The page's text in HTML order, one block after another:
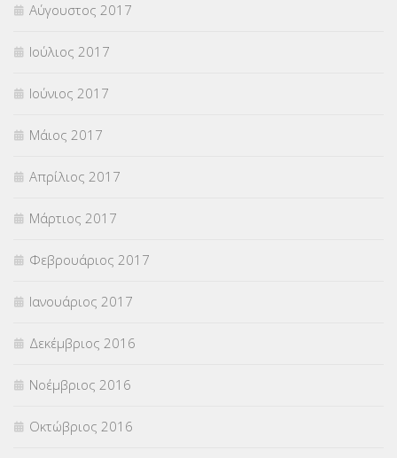
Αύγουστος 2017
Ιούλιος 2017
Ιούνιος 2017
Μάιος 2017
Απρίλιος 2017
Μάρτιος 2017
Φεβρουάριος 2017
Ιανουάριος 2017
Δεκέμβριος 2016
Νοέμβριος 2016
Οκτώβριος 2016